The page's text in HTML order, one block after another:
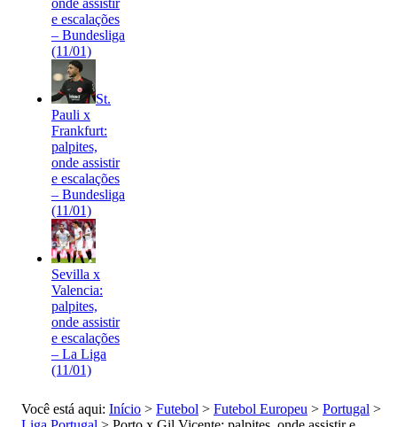
e escalações
– Bundesliga
(11/01)
St.
Pauli x
Frankfurt:
palpites,
onde assistir
e escalações
– Bundesliga
(11/01)
Sevilla x
Valencia:
palpites,
onde assistir
e escalações
– La Liga
(11/01)
Você está aqui: Início > Futebol > Futebol Europeu > Portugal >